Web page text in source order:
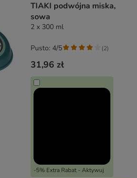
TIAKI podwójna miska,
sowa
2 x 300 ml
31,96 zł
-5% Extra Rabat - Aktywuj
Pusto: 4/5 (2)